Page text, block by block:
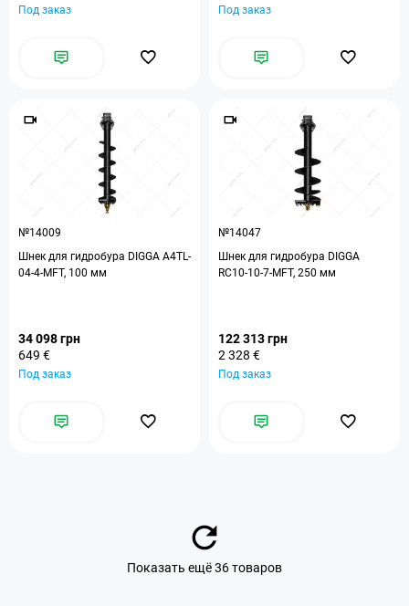
Под заказ Под заказ
№14009
Шнек для гидробура DIGGA A4TL-
04-4-MFT, 100 мм
34 098 грн
649 €
Под заказ
№14047
Шнек для гидробура DIGGA
RC10-10-7-MFT, 250 мм
122 313 грн
2 328 €
Под заказ
Показать ещё 36 товаров